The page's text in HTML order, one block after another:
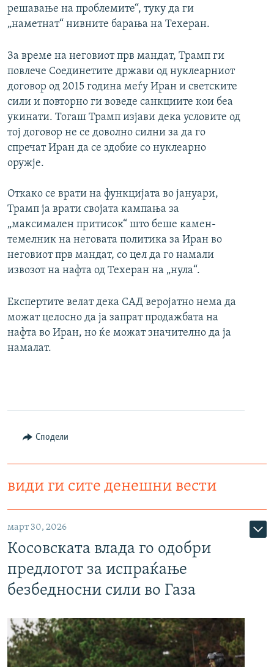
решавање на проблемите“, туку да ги
„наметнат“ нивните барања на Техеран.
За време на неговиот прв мандат, Трамп ги
повлече Соединетите држави од нуклеарниот
договор од 2015 година меѓу Иран и светските
сили и повторно ги воведе санкциите кои беа
укинати. Тогаш Трамп изјави дека условите од
тој договор не се доволно силни за да го
спречат Иран да се здобие со нуклеарно
оружје.
Откако се врати на функцијата во јануари,
Трамп ја врати својата кампања за
„максимален притисок“ што беше камен-
темелник на неговата политика за Иран во
неговиот прв мандат, со цел да го намали
извозот на нафта од Техеран на „нула“.
Експертите велат дека САД веројатно нема да
можат целосно да ја запрат продажбата на
нафта во Иран, но ќе можат значително да ја
намалат.
Сподели
види ги сите денешни вести
март 30, 2026
Косовската влада го одобри
предлогот за испраќање
безбедносни сили во Газа